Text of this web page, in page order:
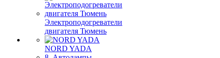
Электроподогреватели
двигателя Тюмень
NORD YADA